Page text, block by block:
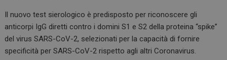
Il nuovo test sierologico è predisposto per riconoscere gli
anticorpi IgG diretti contro i domini S1 e S2 della proteina “spike”
del virus SARS-CoV-2, selezionati per la capacità di fornire
specificità per SARS-CoV-2 rispetto agli altri Coronavirus.